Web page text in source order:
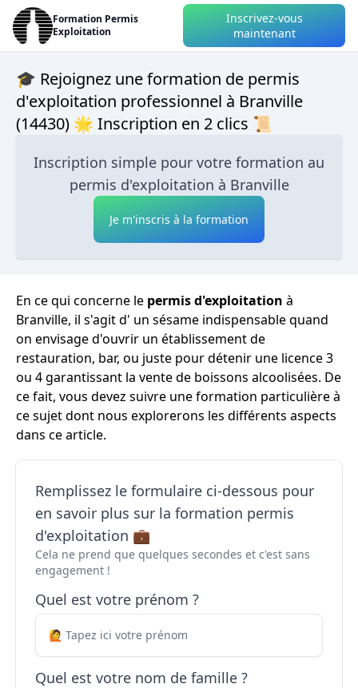
Formation Permis
Exploitation
Inscrivez-vous
maintenant
🎓 Rejoignez une formation de permis
d'exploitation professionnel à Branville
(14430) 🌟 Inscription en 2 clics 📜
Inscription simple pour votre formation au
permis d'exploitation à Branville
Je m'inscris à la formation
En ce qui concerne le permis d'exploitation à
Branville, il s'agit d' un sésame indispensable quand
on envisage d'ouvrir un établissement de
restauration, bar, ou juste pour détenir une licence 3
ou 4 garantissant la vente de boissons alcoolisées. De
ce fait, vous devez suivre une formation particulière à
ce sujet dont nous explorerons les différents aspects
dans ce article.
Remplissez le formulaire ci-dessous pour
en savoir plus sur la formation permis
d'exploitation 💼
Cela ne prend que quelques secondes et c'est sans
engagement !
Quel est votre prénom ?
Quel est votre nom de famille ?